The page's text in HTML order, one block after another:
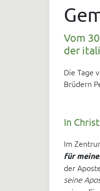
Vom
der
Die Tage
Brüdern
In
Im
für
der
seine